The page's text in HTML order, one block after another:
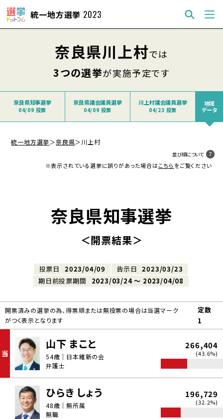
統一地方選挙 2023
奈良県川上村では
3つの選挙が実施予定です
奈良県知事選挙
04/09 投票
奈良県議会議員選挙
04/09 投票
川上村議会議員選挙
04/23 投票
地域
データ
統一地方選挙＞奈良県＞川上村
並び順について
※表示されている選挙に誤りがあった場合はこちら をご覧ください
奈良県知事選挙
＜開票結果＞
投票日 2023/04/09 告示日
2023/03/23
期日前投票期間
2023/03/24 〜 2023/04/08
開票済みの選挙の為、得票順または無投票の場合は当選マーク
がつく表示となります
定数
1
当
山下 まこと
54歳｜日本維新の会
弁護士
266,404
(43.6%)
ひらき しょう
48歳｜無所属
無職
196,729
(32.2%)